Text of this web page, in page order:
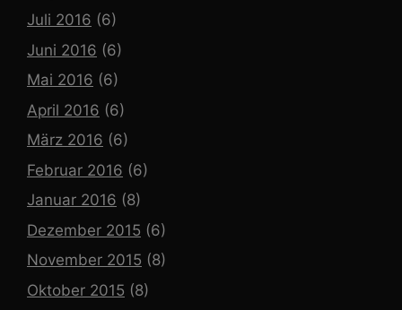
Juli 2016 (6)
Juni 2016 (6)
Mai 2016 (6)
April 2016 (6)
März 2016 (6)
Februar 2016 (6)
Januar 2016 (8)
Dezember 2015 (6)
November 2015 (8)
Oktober 2015 (8)